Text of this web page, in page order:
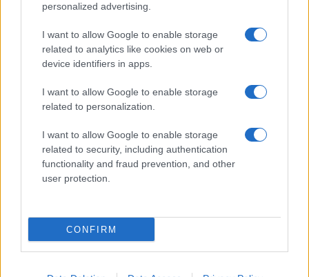
personalized advertising.
I want to allow Google to enable storage
related to analytics like cookies on web or
device identifiers in apps.
I want to allow Google to enable storage
related to personalization.
I want to allow Google to enable storage
related to security, including authentication
functionality and fraud prevention, and other
user protection.
CONFIRM
Πλωτά data center με ενέργεια από τα
κύματα – το AI ανοίγεται στον ωκεανό
McDonnell F3H Demon: Το βαρύ
ναυτικό μαχητικό της πρώτης εποχής
των πυραύλων